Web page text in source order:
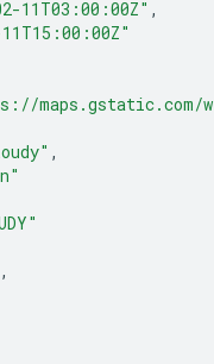
11T03:00:00Z" ,
maps.gstatic.com/
,
,